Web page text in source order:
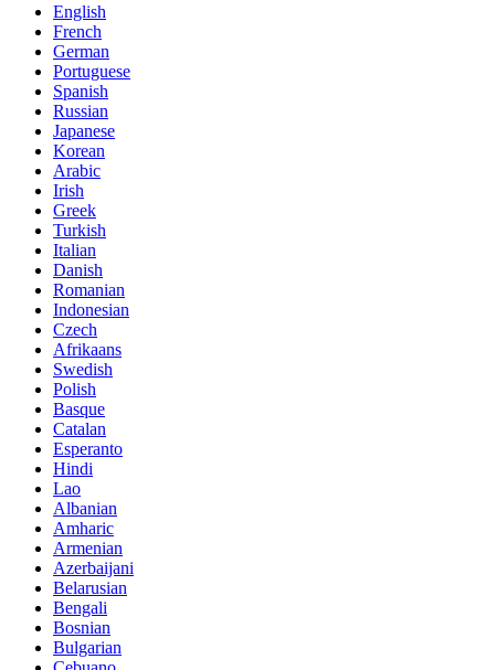
English
French
German
Portuguese
Spanish
Russian
Japanese
Korean
Arabic
Irish
Greek
Turkish
Italian
Danish
Romanian
Indonesian
Czech
Afrikaans
Swedish
Polish
Basque
Catalan
Esperanto
Hindi
Lao
Albanian
Amharic
Armenian
Azerbaijani
Belarusian
Bengali
Bosnian
Bulgarian